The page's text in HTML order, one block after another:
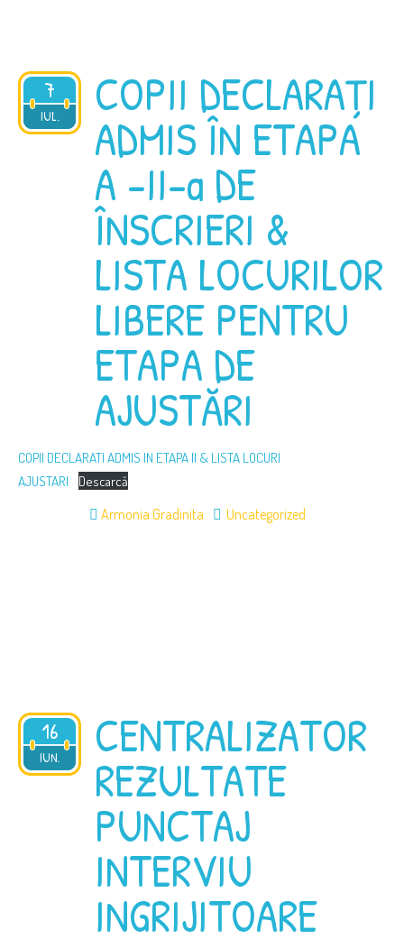
7
IUL.
2025 COPII DECLARAȚI
ADMIS ÎN ETAPA
A -II-a DE
ÎNSCRIERI &
LISTA LOCURILOR
LIBERE PENTRU
ETAPA DE
AJUSTĂRI
COPII DECLARATI ADMIS IN ETAPA II & LISTA LOCURI
AJUSTARI
Descarcă
Armonia Gradinita
Uncategorized
16
IUN.
2025 CENTRALIZATOR
REZULTATE
PUNCTAJ
INTERVIU
INGRIJITOARE